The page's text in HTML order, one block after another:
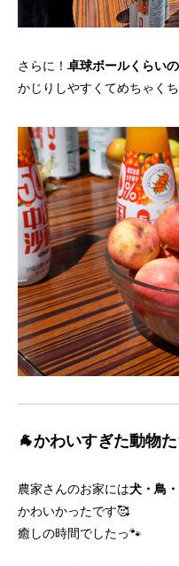
さらに！ 卓球ボールくらい
かじりしやすくてめちゃく
🐐かわいすぎた動物
農家さんのお家には犬・鳥
かわいかったです🥰
癒しの時間でしたっ🐾